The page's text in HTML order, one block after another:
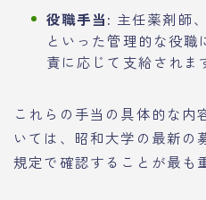
役職手当: 主任薬剤師
といった管理的な役
責に応じて支給されま
これらの手当の具体的な内
いては、昭和大学の最新の
規定で確認することが最も